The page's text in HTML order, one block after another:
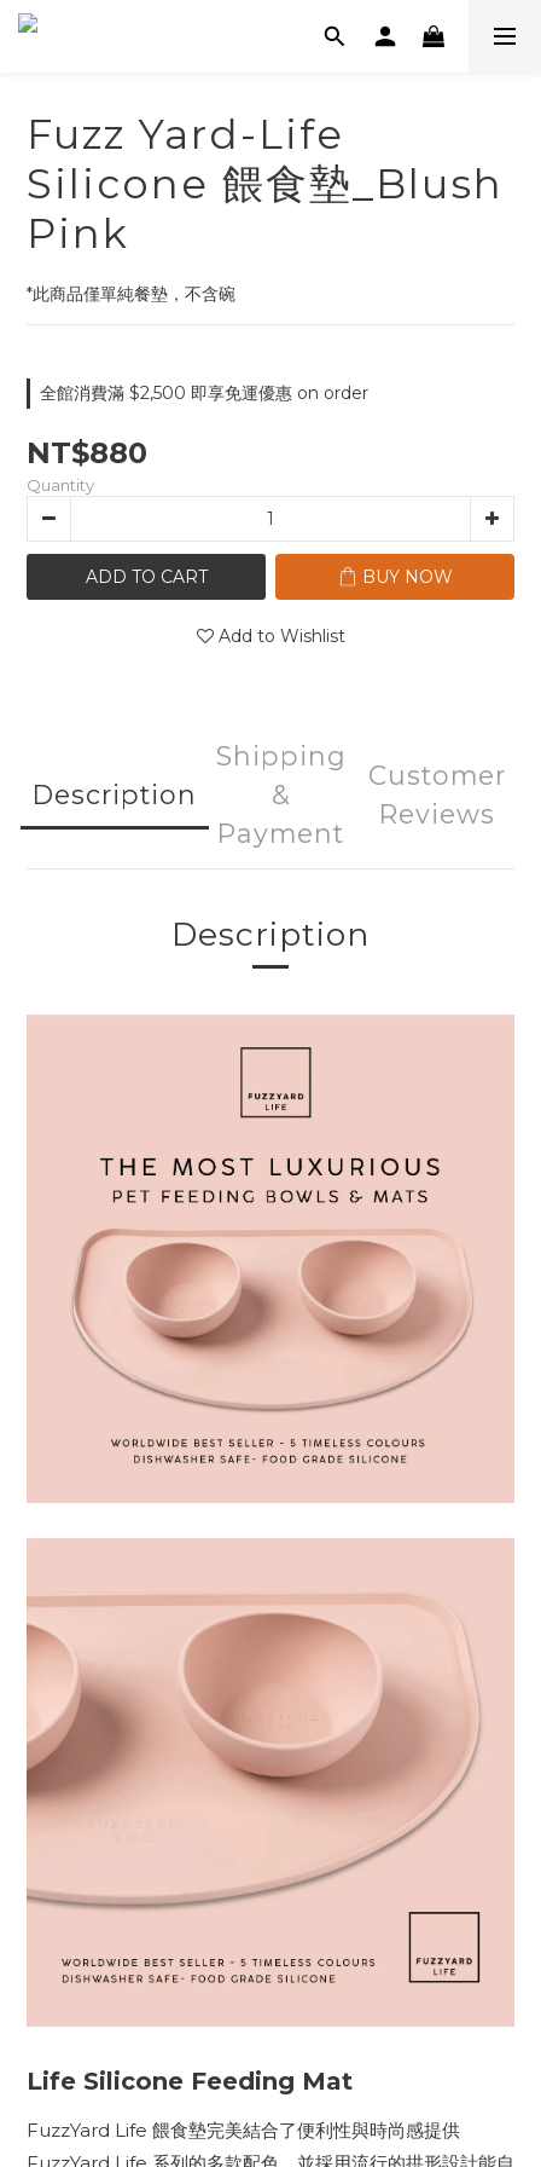
Fuzz Yard-Life
Silicone 餵食墊_Blush
Pink
*此商品僅單純餐墊，不含碗
全館消費滿 $2,500 即享免運優惠 on order
NT$880
Quantity
ADD TO CART BUY NOW
Add to Wishlist
Description
Shipping
&
Payment
Customer
Reviews
Description
Life Silicone Feeding Mat
FuzzYard Life 餵食墊完美結合了便利性與時尚感提供